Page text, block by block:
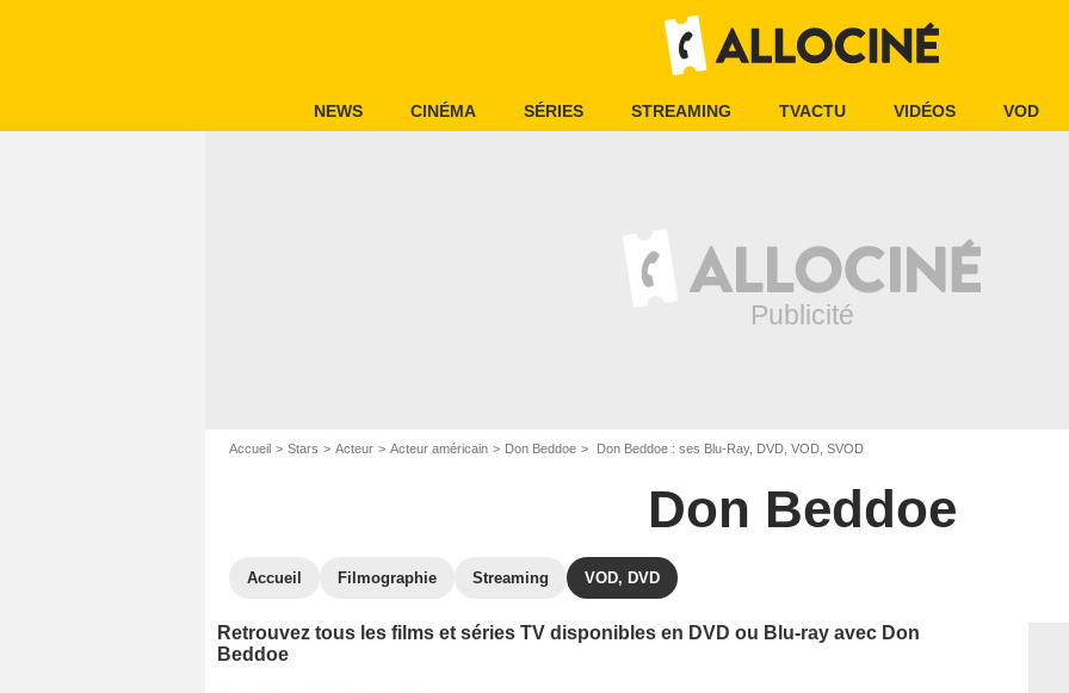
NEWS CINÉMA SÉRIES STREAMING TVACTU VIDÉOS VOD
Accueil Stars Acteur Acteur américain Don Beddoe Don Beddoe : ses Blu-Ray, DVD, VOD, SVOD
Don Beddoe
Accueil Filmographie Streaming VOD, DVD
Retrouvez tous les films et séries TV disponibles en DVD ou Blu-ray avec Don
Beddoe